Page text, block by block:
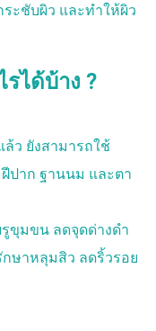
ระชับผิว และทำให้ผิว
รได้บ้าง ?
ล้ว ยังสามารถใช้
ปาก ฐานนม และตา
รูขุมขน ลดจุดด่างดํา
กษาหลุมสิว ลดริ้วรอย